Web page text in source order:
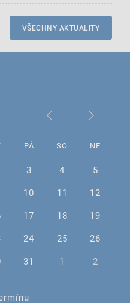
VŠECHNY AKTUALITY
PÁ SO NE
3 4
5
10 11
12
17 18
19
24 25
26
31 1 2